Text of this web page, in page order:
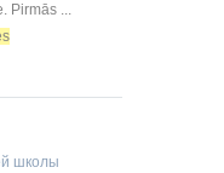
Pirmās ...
школы